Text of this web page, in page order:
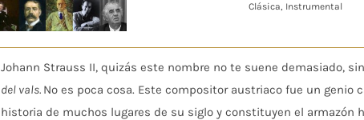
Clásica, Instrumental
Johann Strauss II, quizás este nombre no te suene demasiado,
del vals. No es poca cosa. Este compositor austriaco fue un
historia de muchos lugares de su siglo y constituyen el